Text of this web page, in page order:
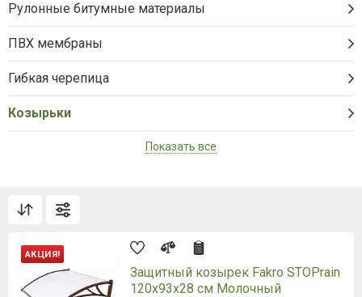
Рулонные битумные материалы
ПВХ мембраны
Гибкая черепица
Козырьки
Показать все
АКЦИЯ!
Защитный козырек Fakro STOPrain
120х93х28 см Молочный